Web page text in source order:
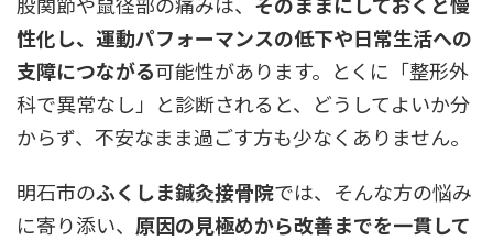
性化し、運動パフォーマンスの低下や日常生活への
支障につながる可能性があります。とくに「整形外
科で異常なし」と診断されると、どうしてよいか分
からず、不安なまま過ごす方も少なくありません。
明石市のふくしま鍼灸接骨院では、そんな方の悩み
に寄り添い、 原因の見極めから改善までを一貫して